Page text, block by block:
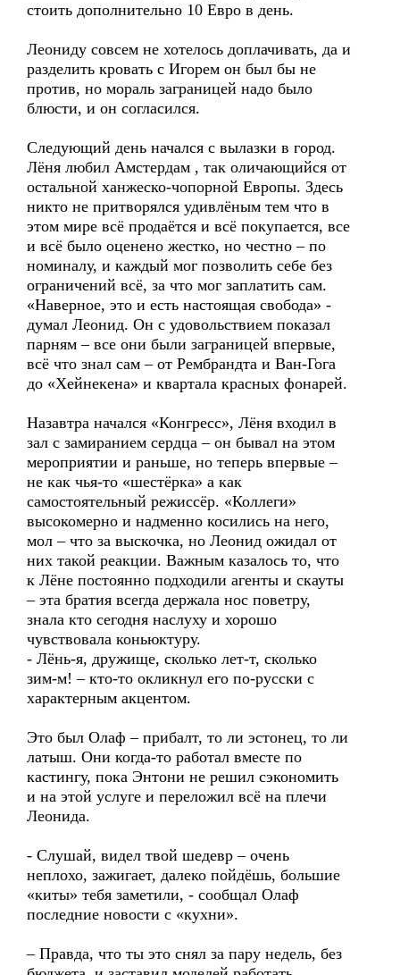
стоить дополнительно 10 Евро в день.
Леониду совсем не хотелось доплачивать, да и
разделить кровать с Игорем он был бы не
против, но мораль заграницей надо было
блюсти, и он согласился.
Следующий день начался с вылазки в город.
Лёня любил Амстердам , так оличающийся от
остальной ханжеско-чопорной Европы. Здесь
никто не притворялся удивлёным тем что в
этом мире всё продаётся и всё покупается, все
и всё было оценено жестко, но честно – по
номиналу, и каждый мог позволить себе без
ограничений всё, за что мог заплатить сам.
«Наверное, это и есть настоящая свобода» -
думал Леонид. Он с удовольствием показал
парням – все они были заграницей впервые,
всё что знал сам – от Рембрандта и Ван-Гога
до «Хейнекена» и квартала красных фонарей.
Назавтра начался «Конгресс», Лёня входил в
зал с замиранием сердца – он бывал на этом
мероприятии и раньше, но теперь впервые –
не как чья-то «шестёрка» а как
самостоятельный режиссёр. «Коллеги»
высокомерно и надменно косились на него,
мол – что за выскочка, но Леонид ожидал от
них такой реакции. Важным казалось то, что
к Лёне постоянно подходили агенты и скауты
– эта братия всегда держала нос поветру,
знала кто сегодня наслуху и хорошо
чувствовала коньюктуру.
- Лёнь-я, дружище, сколько лет-т, сколько
зим-м! – кто-то окликнул его по-русски с
характерным акцентом.
Это был Олаф – прибалт, то ли эстонец, то ли
латыш. Они когда-то работал вместе по
кастингу, пока Энтони не решил сэкономить
и на этой услуге и переложил всё на плечи
Леонида.
- Слушай, видел твой шедевр – очень
неплохо, зажигает, далеко пойдёшь, большие
«киты» тебя заметили, - сообщал Олаф
последние новости с «кухни».
– Правда, что ты это снял за пару недель, без